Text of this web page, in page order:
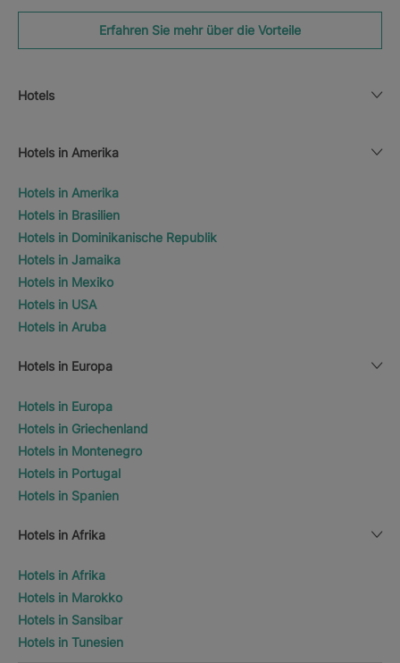
Erfahren Sie mehr über die Vorteile
Hotels
Hotels in Amerika
Hotels in Amerika
Hotels in Brasilien
Hotels in Dominikanische Republik
Hotels in Jamaika
Hotels in Mexiko
Hotels in USA
Hotels in Aruba
Hotels in Europa
Hotels in Europa
Hotels in Griechenland
Hotels in Montenegro
Hotels in Portugal
Hotels in Spanien
Hotels in Afrika
Hotels in Afrika
Hotels in Marokko
Hotels in Sansibar
Hotels in Tunesien